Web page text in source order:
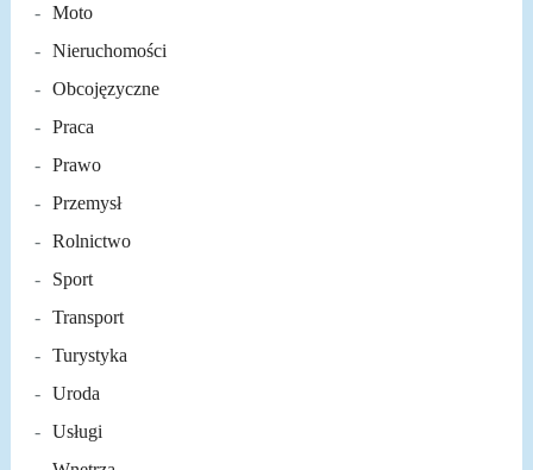
Moto
Nieruchomości
Obcojęzyczne
Praca
Prawo
Przemysł
Rolnictwo
Sport
Transport
Turystyka
Uroda
Usługi